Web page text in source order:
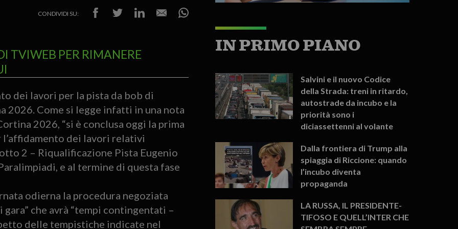
CONDIVIDI SU:
TVIWEB PER RIMANERE
dei lavori per la pista da bob di
Come si legge infatti in una nota
2026, “si è conclusa oggi la prima
dei lavori relativi
2 – Riqualificazione Pista Eugenio
e al termine di questa fase
odierna la procedura negoziata
che avrà “tempi contingentati –
delle tempistiche indicate nel
IN PRIMO PIANO
Salvini e il nuovo Codice
della Strada: treni in ritardo,
autostrade da incubo e la
priorità sono i
diciassettenni al volante
Dalla frontiera di Trump alla
spiaggia di Riccione: quando
l’incubo diventa
propaganda
LA RUSSA, IL PRESIDENTE-
TIFOSO E QUELL’INTER CHE